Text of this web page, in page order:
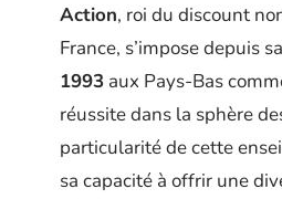
Action, roi du discount
France, s’impose depuis
1993 aux Pays-Bas
réussite dans la sphère
particularité de cette
sa capacité à offrir une